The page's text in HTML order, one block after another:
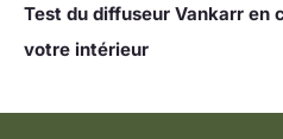
Test du diffuseur Vankarr en
votre intérieur